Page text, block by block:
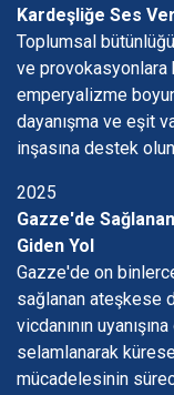
Kardeşliğe Ses
Toplumsal
ve provokasyonlara
emperyalizme
dayanışma ve eşit
inşasına destek
2025
Gazze'de
Giden Yol
Gazze'de on
sağlanan ateşkese
vicdanının
selamlanarak
mücadelesinin